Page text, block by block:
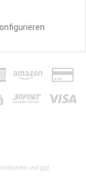
und ggf.